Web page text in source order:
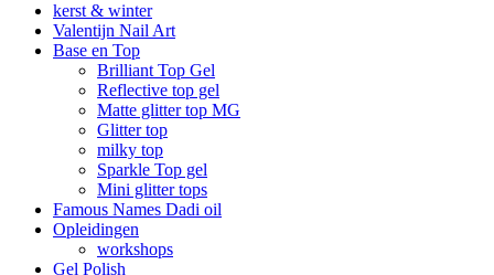
kerst & winter
Valentijn Nail Art
Base en Top
Brilliant Top Gel
Reflective top gel
Matte glitter top MG
Glitter top
milky top
Sparkle Top gel
Mini glitter tops
Famous Names Dadi oil
Opleidingen
workshops
Gel Polish